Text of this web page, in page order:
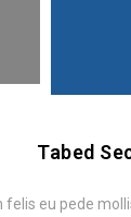
Tabed
felis eu pede